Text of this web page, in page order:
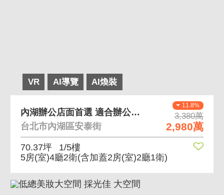
VR AI導覽 AI煥裝
11.8%
3,380萬
2,980萬
內湖辦公店面首選 適合辦公店面使用
台北市內湖區安泰街
70.37坪
1/5樓
5房(室)4廳2衛(含加蓋2房(室)2廳1衛)